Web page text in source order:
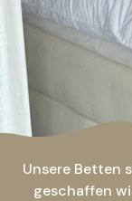
Unsere Betten
geschaffen